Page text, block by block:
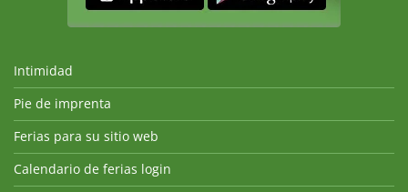
Intimidad
Pie de imprenta
Ferias para su sitio web
Calendario de ferias login